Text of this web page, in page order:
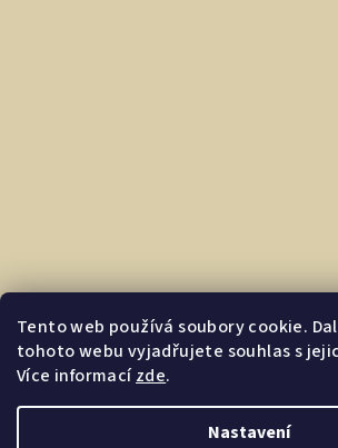
Tento web používá soubory cookie.
tohoto webu vyjadřujete souhlas s
Více informacízde.
Nastavení